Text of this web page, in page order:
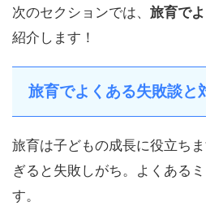
次のセクションでは、 旅育で
紹介します！
旅育でよくある失敗談と
旅育は子どもの成長に役立ち
ぎると失敗しがち。よくある
す。